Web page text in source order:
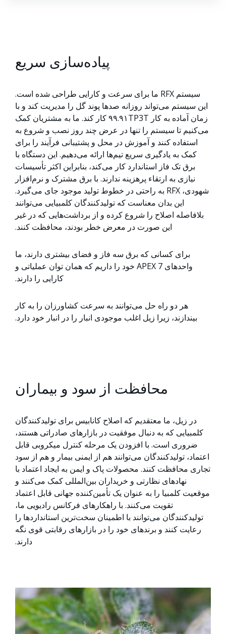
پیاده‌سازی سریع
سیستم RFX ما برای سرعت و کارایی طراحی شده است.
این سیستم می‌تواند روزانه صدها پوند گل را مدیریت کند و با
زمان آماده به کار ۹۹.۹۱TP3T کار کند. ما به مشتریان کمک
می‌کنیم تا سیستم را تنها در عرض چند روز نصب و شروع به
استفاده کنند و آموزش در محل و پشتیبانی فرآیند را برای
کمک به یادگیری سریع تیم‌ها ارائه می‌دهیم. این دستگاه با
برق تک فاز استاندارد کار می‌کند، بنابراین اکثر تأسیسات
نیازی به ارتقاء پرهزینه ندارند. با برق مشترک و نرم‌افزار
شهودی، RFX به راحتی در خطوط تولید موجود جای می‌گیرد.
این بدان معناست که تولیدکنندگان کلمبیایی می‌توانند
بلافاصله اصلاح را شروع کرده و از برداشت‌هایی که در غیر
این صورت در معرض خطر بودند، محافظت کنند.
برای کسانی که برق سه فاز و فضای بیشتری دارند، ما
واحدهای APEX 7 خود را داریم که همان توان عملیاتی و
کارایی را دارند.
هر دو راه حل می‌توانند به سرعت کشاورزان را به کار
بیندازند، زیرا زیل اغلب موجودی انبار را در انبار خود دارد.
محافظت از سود و بیماران
در زیل، ما معتقدیم که اصلاح کانابیس برای تولیدکنندگان
کلمبیایی که به دنبال موفقیت در بازارهای صادراتی هستند،
ضروری است. با افزودن یک مرحله کنترل میکروبی قابل
اعتماد، تولیدکنندگان می‌توانند هم از ایمنی بیمار و هم از سود
تجاری محافظت کنند. محصولات پاک و ایمن به ایجاد اعتماد با
نهادهای نظارتی و خریداران بین‌المللی کمک می‌کنند و
موقعیت کلمبیا را به عنوان یک تأمین‌کننده جهانی قابل اعتماد
تقویت می‌کنند. با راهکارهای فرکانس رادیویی ما،
تولیدکنندگان می‌توانند با اطمینان سخت‌ترین استانداردها را
رعایت کنند و برندهای خود را در بازارهای رقابتی قوی نگه
دارند.